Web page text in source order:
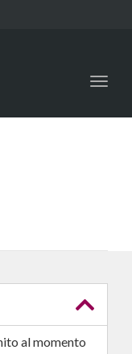
al momento